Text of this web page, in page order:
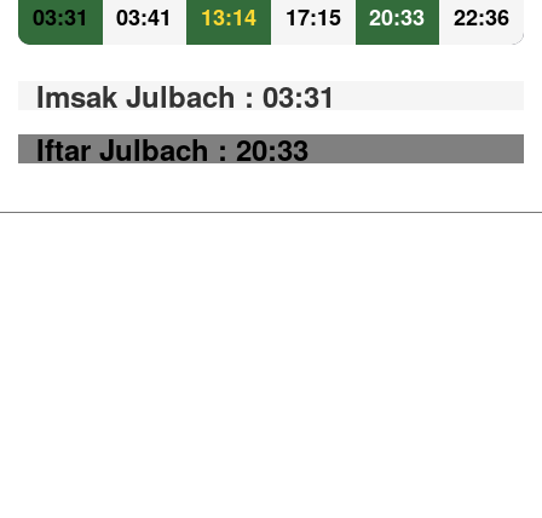
03:31 03:41 13:14 17:15 20:33 22:36
Imsak Julbach : 03:31
Iftar Julbach : 20:33